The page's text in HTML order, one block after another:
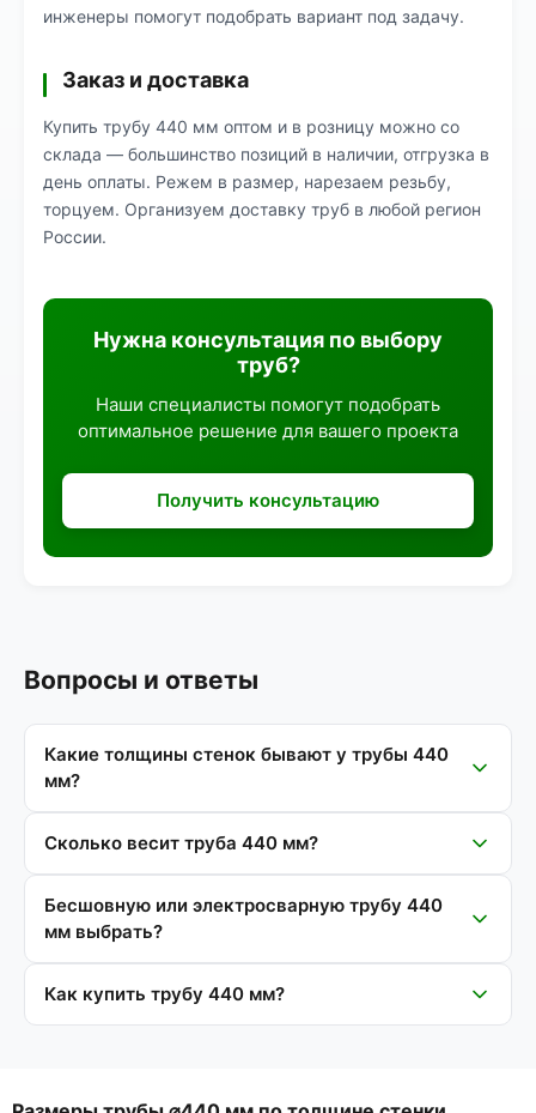
инженеры помогут подобрать вариант под задачу.
Заказ и доставка
Купить трубу 440 мм оптом и в розницу можно со
склада — большинство позиций в наличии, отгрузка в
день оплаты. Режем в размер, нарезаем резьбу,
торцуем. Организуем доставку труб в любой регион
России.
Нужна консультация по выбору
труб?
Наши специалисты помогут подобрать
оптимальное решение для вашего проекта
Получить консультацию
Вопросы и ответы
Какие толщины стенок бывают у трубы 440
мм?
Сколько весит труба 440 мм?
Бесшовную или электросварную трубу 440
мм выбрать?
Как купить трубу 440 мм?